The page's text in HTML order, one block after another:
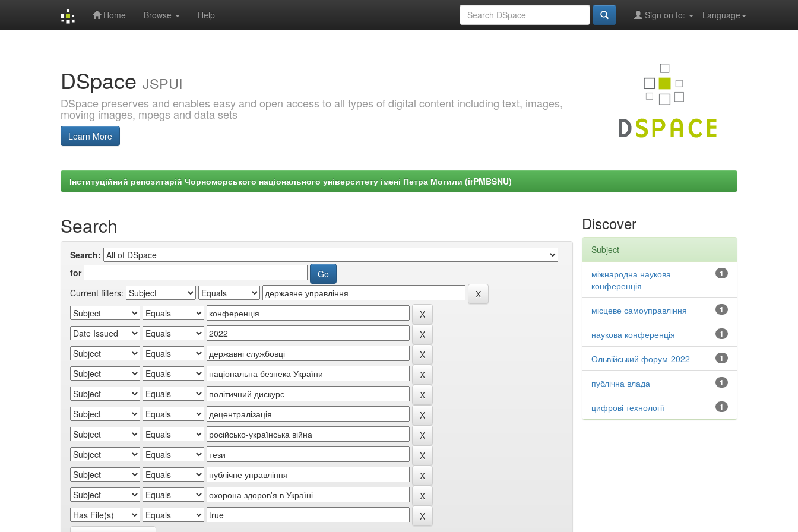
Home Browse Help Language
Sign on to:
DSpace JSPUI
DSpace preserves and enables easy and open access to all types of digital content including text, images,
moving images, mpegs and data sets
Learn More
Інституційний репозитарій Чорноморського національного університету імені Петра Могили (irPMBSNU)
Search
Search:
for
Current filters:
Discover
Subject
1
міжнародна наукова
конференція
1
місцеве самоуправління
1
наукова конференція
1
Ольвійський форум-2022
1
публічна влада
1
цифрові технології